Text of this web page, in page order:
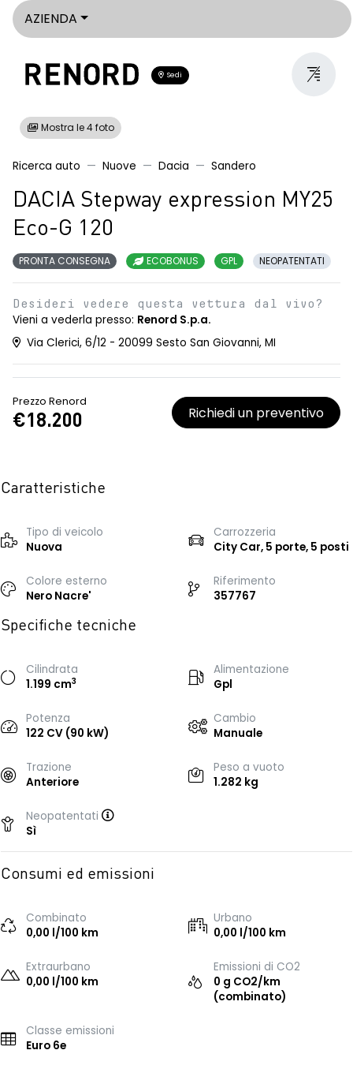
AZIENDA
Sedi
Mostra le 4 foto
Ricerca auto Nuove Dacia Sandero
DACIA Stepway expression MY25
Eco-G 120
PRONTA CONSEGNA ECOBONUS GPL NEOPATENTATI
Desideri vedere questa vettura dal vivo?
Vieni a vederla presso: Renord S.p.a.
Via Clerici, 6/12 - 20099 Sesto San Giovanni, MI
Prezzo Renord
€18.200 Richiedi un preventivo
Caratteristiche
Tipo di veicolo
Nuova
Carrozzeria
City Car, 5 porte, 5 posti
Colore esterno
Nero Nacre'
Riferimento
357767
Specifiche tecniche
Cilindrata
1.199 cm3
Alimentazione
Gpl
Potenza
122 CV (90 kW)
Cambio
Manuale
Trazione
Anteriore
Peso a vuoto
1.282 kg
Neopatentati
Sì
Consumi ed emissioni
Combinato
0,00 l/100 km
Urbano
0,00 l/100 km
Extraurbano
0,00 l/100 km
Emissioni di CO2
0 g CO2/km
(combinato)
Classe emissioni
Euro 6e